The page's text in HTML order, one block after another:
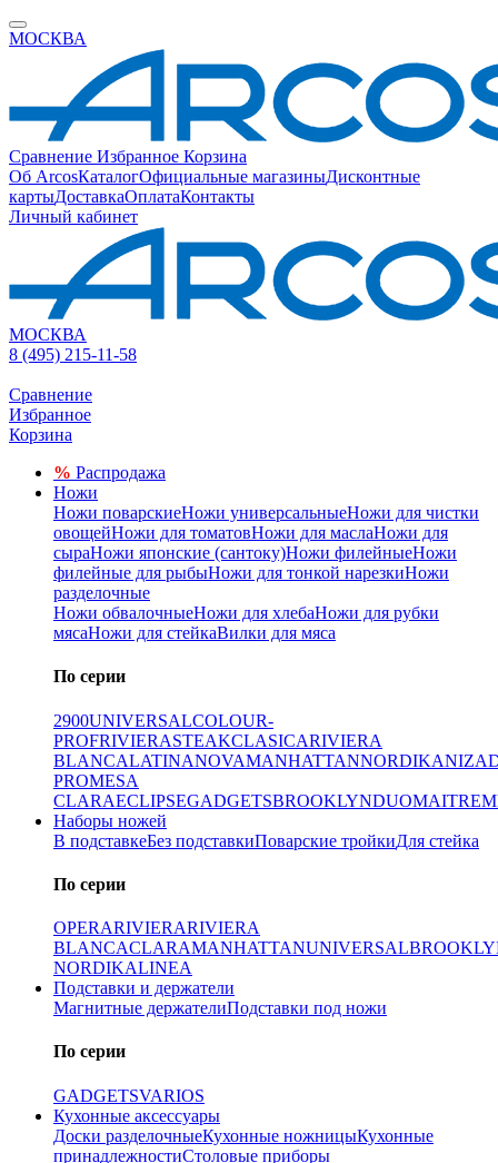
МОСКВА
Сравнение Избранное Корзина
Об ArcosКаталогОфициальные магазиныДисконтные
картыДоставкаОплатаКонтакты
Личный кабинет
МОСКВА
8 (495) 215-11-58
Сравнение
Избранное
Корзина
% Распродажа
Ножи
Ножи поварскиеНожи универсальныеНожи для чистки
овощейНожи для томатовНожи для маслаНожи для
сыраНожи японские (сантоку)Ножи филейныеНожи
филейные для рыбыНожи для тонкой нарезкиНожи
разделочные
Ножи обвалочныеНожи для хлебаНожи для рубки
мясаНожи для стейкаВилки для мяса
По серии
2900UNIVERSALCOLOUR-
PROFRIVIERASTEAKCLASICARIVIERA
BLANCALATINANOVAMANHATTANNORDIKANIZA
PROMESA
CLARAECLIPSEGADGETSBROOKLYNDUOMAITRE
Наборы ножей
В подставкеБез подставкиПоварские тройкиДля стейка
По серии
OPERARIVIERARIVIERA
BLANCACLARAMANHATTANUNIVERSAL
NORDIKALINEA
Подставки и держатели
Магнитные держателиПодставки под ножи
По серии
GADGETSVARIOS
Кухонные аксессуары
Доски разделочныеКухонные ножницыКухонные
принадлежностиСтоловые приборы